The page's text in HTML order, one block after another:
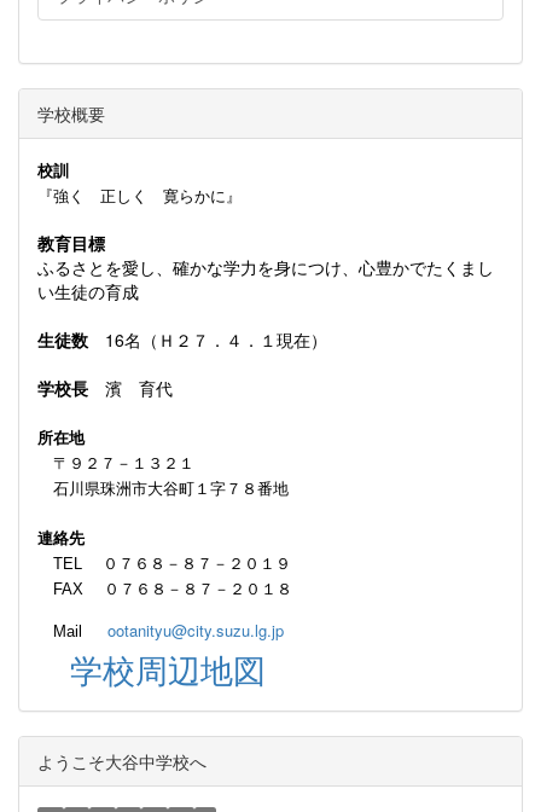
学校概要
校訓
『強く 正しく 寛らかに』
教育目標
ふるさとを愛し、確かな学力を身につけ、心豊かでたくまし
い生徒の育成
生徒数 16名（Ｈ２７．４．１現在）
学校長 濱 育代
所在地
〒９２７－１３２１
石川県珠洲市大谷町１字７８番地
連絡先
TEL ０７６８－８７－２０１９
FAX ０７６８－８７－２０１８
Mail ootanityu@city.suzu.lg.jp
学校周辺地図
ようこそ大谷中学校へ